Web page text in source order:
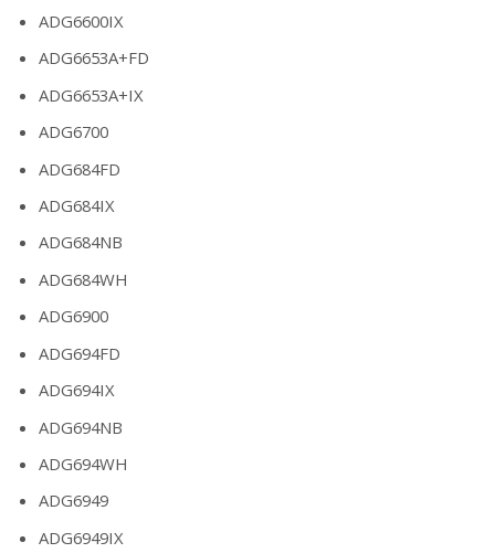
ADG6600IX
ADG6653A+FD
ADG6653A+IX
ADG6700
ADG684FD
ADG684IX
ADG684NB
ADG684WH
ADG6900
ADG694FD
ADG694IX
ADG694NB
ADG694WH
ADG6949
ADG6949IX